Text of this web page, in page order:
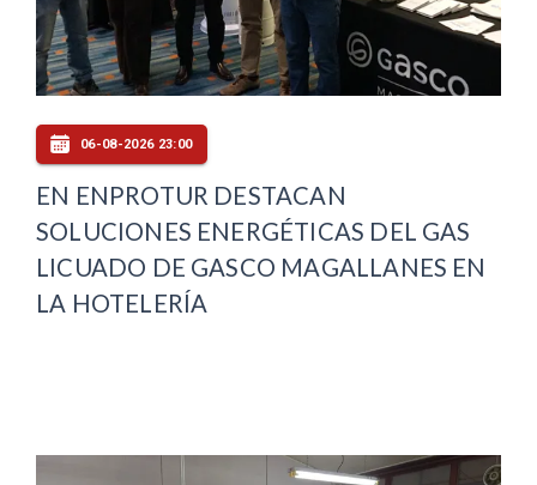
06-08-2026 23:00
EN ENPROTUR DESTACAN
SOLUCIONES ENERGÉTICAS DEL GAS
LICUADO DE GASCO MAGALLANES EN
LA HOTELERÍA